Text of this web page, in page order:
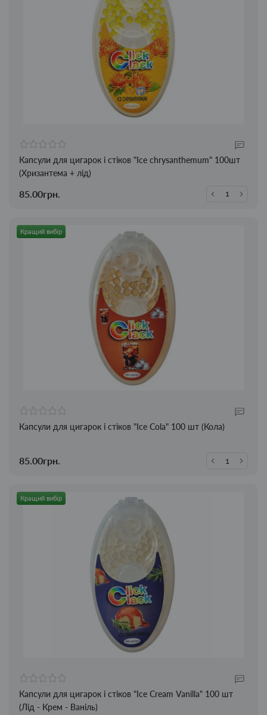
Капсули для цигарок і стіков "Ice chrysanthemum" 100шт
(Хризантема + лід)
85.00грн.
Кращий вибір
Капсули для цигарок і стіков "Ice Cola" 100 шт (Кола)
85.00грн.
Кращий вибір
Капсули для цигарок і стіков "Ice Cream Vanilla" 100 шт
(Лід - Крем - Ваніль)